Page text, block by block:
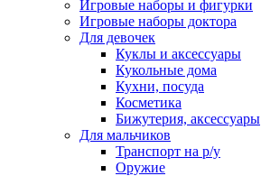
Игровые наборы и фигурки
Игровые наборы доктора
Для девочек
Куклы и аксессуары
Кукольные дома
Кухни, посуда
Косметика
Бижутерия, аксессуары
Для мальчиков
Транспорт на р/у
Оружие